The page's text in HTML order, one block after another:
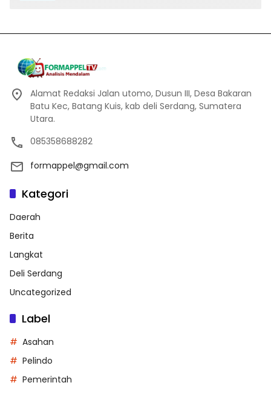
Alamat Redaksi Jalan utomo, Dusun III, Desa Bakaran
Batu Kec, Batang Kuis, kab deli Serdang, Sumatera
Utara.
085358688282
formappel@gmail.com
Kategori
Daerah
Berita
Langkat
Deli Serdang
Uncategorized
Label
Asahan
Pelindo
Pemerintah